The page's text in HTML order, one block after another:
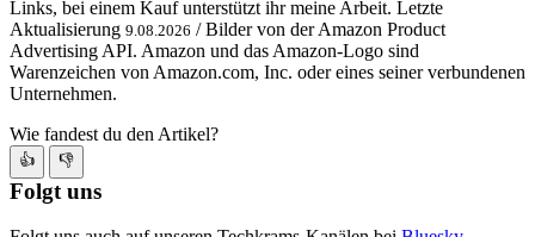
Links, bei einem Kauf unterstützt ihr meine Arbeit. Letzte
Aktualisierung 9.08.2026 / Bilder von der Amazon Product
Advertising API. Amazon und das Amazon-Logo sind
Warenzeichen von Amazon.com, Inc. oder eines seiner verbundenen
Unternehmen.
Wie fandest du den Artikel?
👍 👎
Folgt uns